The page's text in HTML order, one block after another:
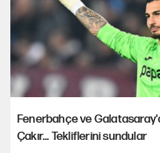
Fenerbahçe ve
Çakır... Tekliflerini sundular